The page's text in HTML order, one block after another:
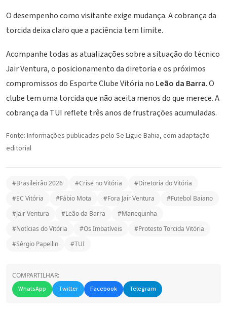
O desempenho como visitante exige mudança. A cobrança da
torcida deixa claro que a paciência tem limite.
Acompanhe todas as atualizações sobre a situação do técnico
Jair Ventura, o posicionamento da diretoria e os próximos
compromissos do Esporte Clube Vitória no Leão da Barra. O
clube tem uma torcida que não aceita menos do que merece. A
cobrança da TUI reflete três anos de frustrações acumuladas.
Fonte: Informações publicadas pelo Se Ligue Bahia, com adaptação
editorial
#Brasileirão 2026 #Crise no Vitória
#Diretoria do Vitória
#EC Vitória
#Fábio Mota #Fora Jair Ventura
#Futebol Baiano
#Jair Ventura
#Leão da Barra
#Manequinha
#Notícias do Vitória
#Os Imbatíveis
#Protesto Torcida Vitória
#Sérgio Papellin
#TUI
COMPARTILHAR:
WhatsApp
Twitter Facebook Telegram